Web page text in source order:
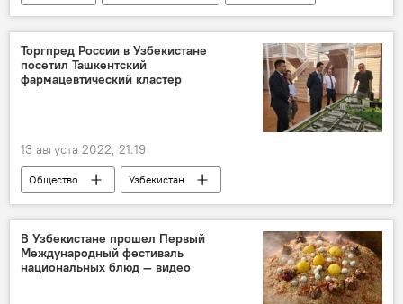
профессия
Торгпред России в Узбекистане
посетил Ташкентский
фармацевтический кластер
13 августа 2022, 21:19
Общество
Узбекистан
торговое представительство
фармацевтика
сотрудничество
Россия
В Узбекистане прошел Первый
Международный фестиваль
национальных блюд — видео